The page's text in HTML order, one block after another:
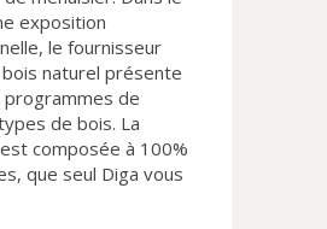
exposition
le fournisseur
naturel présente
de
de bois. La
composée à 100%
que seul Diga vous